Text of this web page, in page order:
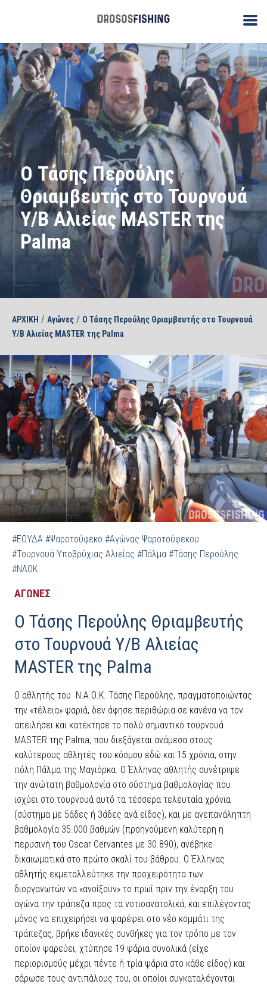
Ο Τάσης Περούλης
Θριαμβευτής στο Τουρνουά
Υ/Β Αλιείας MASTER της
Palma
ΑΡΧΙΚΗ / Αγώνες / Ο Τάσης Περούλης Θριαμβευτής στο Τουρνουά
Υ/Β Αλιείας MASTER της Palma
#ΕΟΥΔΑ #Ψαροτούφεκο #Αγώνας Ψαροτούφεκου
#Τουρνουά Υποβρύχιας Αλιείας #Πάλμα #Τάσης Περούλης
#ΝΑΟΚ
ΑΓΩΝΕΣ
Ο Τάσης Περούλης Θριαμβευτής
στο Τουρνουά Υ/Β Αλιείας
MASTER της Palma
Ο αθλητής του Ν.Α.Ο.Κ. Τάσης Περούλης, πραγματοποιώντας
την «τέλεια» ψαριά, δεν άφησε περιθώρια σε κανένα να τον
απειλήσει και κατέκτησε το πολύ σημαντικό τουρνουά
MASTER της Palma, που διεξάγεται ανάμεσα στους
καλύτερους αθλητές του κόσμου εδώ και 15 χρόνια, στην
πόλη Πάλμα της Μαγιόρκα. Ο Έλληνας αθλητής συνέτριψε
την ανώτατη βαθμολογία στο σύστημα βαθμολογίας που
ισχύει στο τουρνουά αυτό τα τέσσερα τελευταία χρόνια
(σύστημα με 5άδες ή 3άδες ανά είδος), και με ανεπανάληπτη
βαθμολογία 35.000 βαθμών (προηγούμενη καλύτερη η
περυσινή του Oscar Cervantes με 30.890), ανέβηκε
δικαιωματικά στο πρώτο σκαλί του βάθρου. Ο Έλληνας
αθλητής εκμεταλλεύτηκε την προχειρότητα των
διοργανωτών να «ανοίξουν» το πρωί πριν την έναρξη του
αγώνα την τράπεζα προς τα νοτιοανατολικά, και επιλέγοντας
μόνος να επιχειρήσει να ψαρέψει στο νέο κομμάτι της
τράπεζας, βρήκε ιδανικές συνθήκες για τον τρόπο με τον
οποίον ψαρεύει, χτύπησε 19 ψάρια συνολικά (είχε
περιορισμούς μέχρι πέντε ή τρία ψάρια στο κάθε είδος) και
σάρωσε τους αντιπάλους του, οι οποίοι συγκαταλέγονται